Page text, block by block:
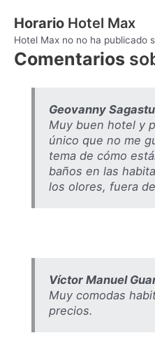
Horario Hotel Max
Hotel Max no no ha publicado
Comentarios
Geovanny
Muy buen hotel y
único que no me
tema de cómo
baños en las
los olores, fuera
Víctor Manuel
Muy comodas
precios.